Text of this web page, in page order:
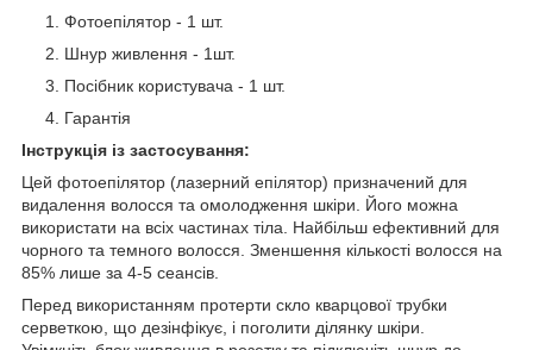
Фотоепілятор - 1 шт.
Шнур живлення - 1шт.
Посібник користувача - 1 шт.
Гарантія
Інструкція із застосування:
Цей фотоепілятор (лазерний епілятор) призначений для
видалення волосся та омолодження шкіри. Його можна
використати на всіх частинах тіла. Найбільш ефективний для
чорного та темного волосся. Зменшення кількості волосся на
85% лише за 4-5 сеансів.
Перед використанням протерти скло кварцової трубки
серветкою, що дезінфікує, і поголити ділянку шкіри.